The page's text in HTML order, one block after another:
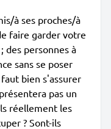
à ses proches/à
faire garder votre
des personnes à
sans se poser
bien s'assurer
pas un
réellement les
? Sont-ils